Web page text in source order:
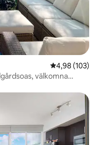
4,98 av 5 i
4,98 (103)
välkomna